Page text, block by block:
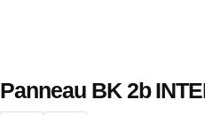
Panneau BK 2b